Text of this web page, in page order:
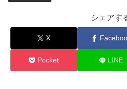
シェアす
X
Pocket LINE